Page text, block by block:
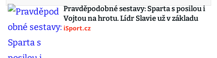
Pravděpodobné sestavy: Sparta s posilou i
Vojtou na hrotu. Lídr Slavie už v základu
iSport.cz